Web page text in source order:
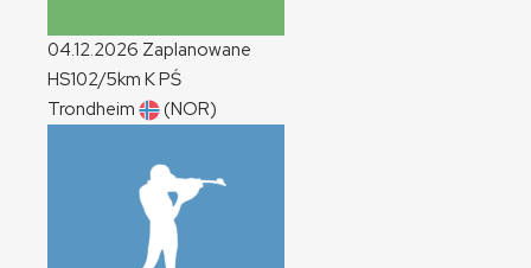
04.12.2026 Zaplanowane
HS102/5km KPŚ
Trondheim
(NOR)